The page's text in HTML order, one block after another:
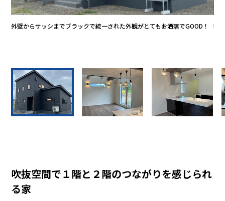
外壁からサッシまでブラックで統一された外観がとてもお洒落でGOOD！
吹
吹抜空間で１階と２階のつながりを感じられ
る家